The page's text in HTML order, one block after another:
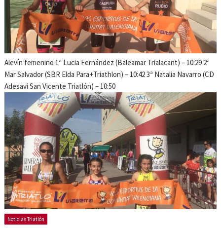
Alevín femenino 1ª Lucia Fernández (Baleamar Trialacant) – 10:29 2ª
Mar Salvador (SBR Elda Para+Triathlon) – 10:42 3ª Natalia Navarro (CD
Adesavi San Vicente Triatlón) – 10:50
Noticias Triatlón